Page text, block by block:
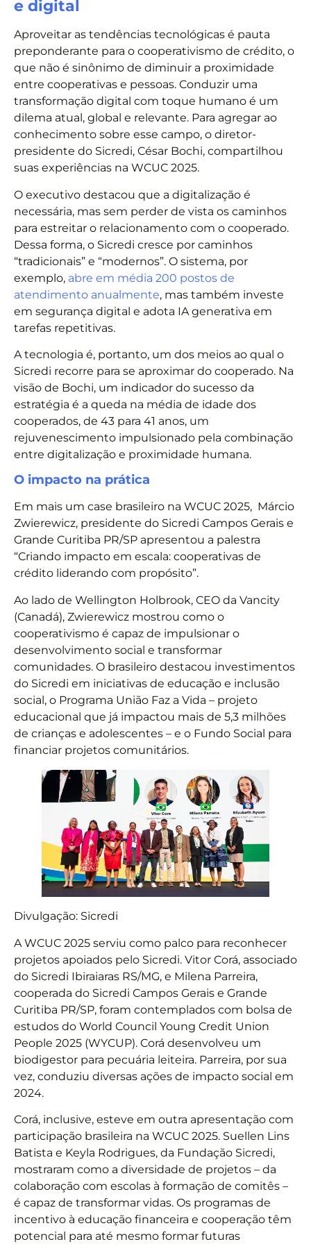
e digital
Aproveitar as tendências tecnológicas é pauta
preponderante para o cooperativismo de crédito, o
que não é sinônimo de diminuir a proximidade
entre cooperativas e pessoas. Conduzir uma
transformação digital com toque humano é um
dilema atual, global e relevante. Para agregar ao
conhecimento sobre esse campo, o diretor-
presidente do Sicredi, César Bochi, compartilhou
suas experiências na WCUC 2025.
O executivo destacou que a digitalização é
necessária, mas sem perder de vista os caminhos
para estreitar o relacionamento com o cooperado.
Dessa forma, o Sicredi cresce por caminhos
“tradicionais” e “modernos”. O sistema, por
exemplo, abre em média 200 postos de
atendimento anualmente, mas também investe
em segurança digital e adota IA generativa em
tarefas repetitivas.
A tecnologia é, portanto, um dos meios ao qual o
Sicredi recorre para se aproximar do cooperado. Na
visão de Bochi, um indicador do sucesso da
estratégia é a queda na média de idade dos
cooperados, de 43 para 41 anos, um
rejuvenescimento impulsionado pela combinação
entre digitalização e proximidade humana.
O impacto na prática
Em mais um case brasileiro na WCUC 2025, Márcio
Zwierewicz, presidente do Sicredi Campos Gerais e
Grande Curitiba PR/SP apresentou a palestra
“Criando impacto em escala: cooperativas de
crédito liderando com propósito”.
Ao lado de Wellington Holbrook, CEO da Vancity
(Canadá), Zwierewicz mostrou como o
cooperativismo é capaz de impulsionar o
desenvolvimento social e transformar
comunidades. O brasileiro destacou investimentos
do Sicredi em iniciativas de educação e inclusão
social, o Programa União Faz a Vida – projeto
educacional que já impactou mais de 5,3 milhões
de crianças e adolescentes – e o Fundo Social para
financiar projetos comunitários.
Divulgação: Sicredi
A WCUC 2025 serviu como palco para reconhecer
projetos apoiados pelo Sicredi. Vitor Corá, associado
do Sicredi Ibiraiaras RS/MG, e Milena Parreira,
cooperada do Sicredi Campos Gerais e Grande
Curitiba PR/SP, foram contemplados com bolsa de
estudos do World Council Young Credit Union
People 2025 (WYCUP). Corá desenvolveu um
biodigestor para pecuária leiteira. Parreira, por sua
vez, conduziu diversas ações de impacto social em
2024.
Corá, inclusive, esteve em outra apresentação com
participação brasileira na WCUC 2025. Suellen Lins
Batista e Keyla Rodrigues, da Fundação Sicredi,
mostraram como a diversidade de projetos – da
colaboração com escolas à formação de comitês –
é capaz de transformar vidas. Os programas de
incentivo à educação financeira e cooperação têm
potencial para até mesmo formar futuras